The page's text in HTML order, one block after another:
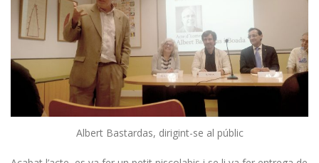
Albert Bastardas, dirigint-se al públic